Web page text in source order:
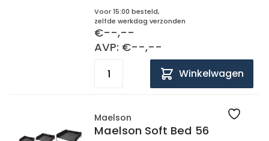
Voor 15:00 besteld,
zelfde werkdag verzonden
€--,--
AVP: €--,--
Winkelwagen
Maelson
Maelson Soft Bed 56